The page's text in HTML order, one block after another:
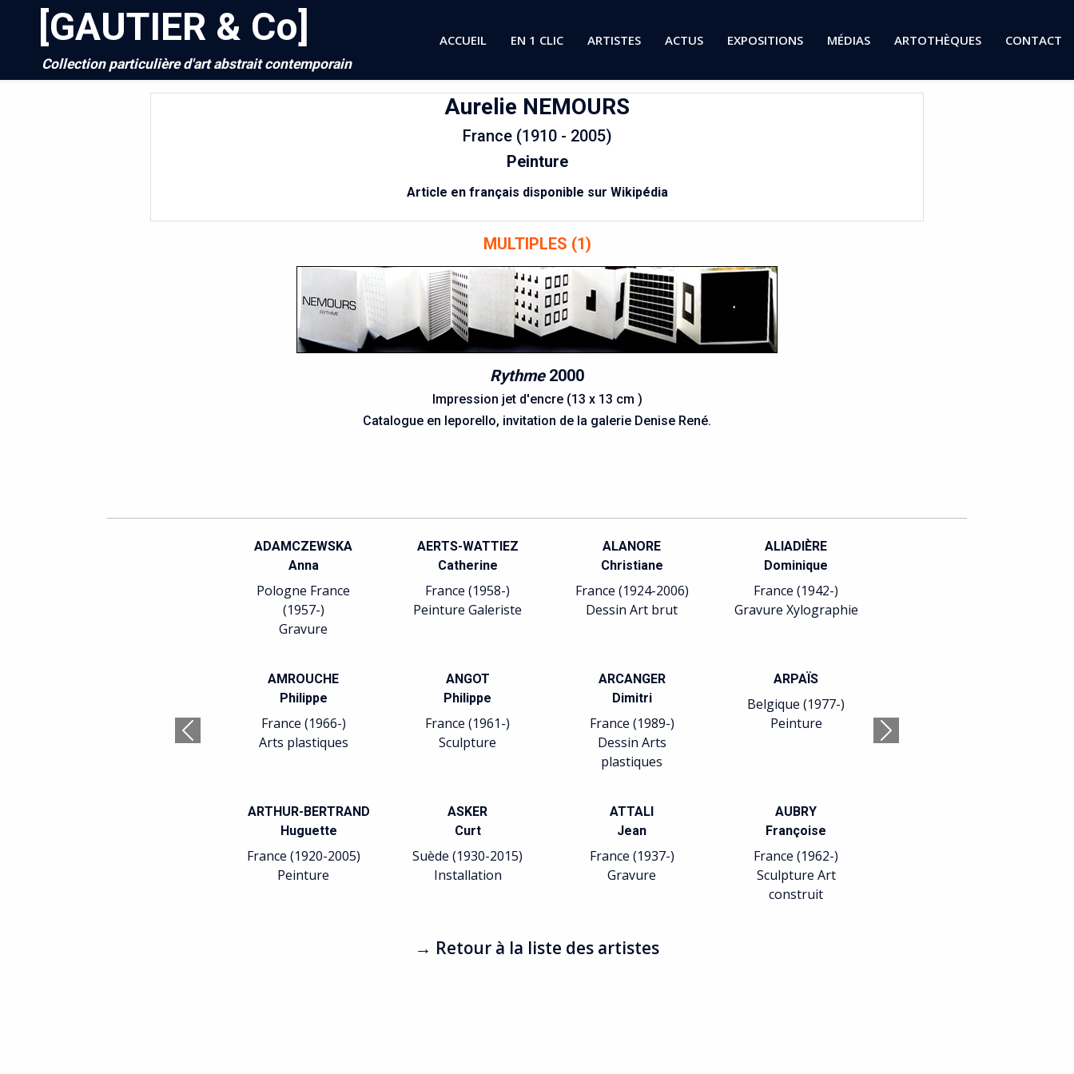
[GAUTIER & Co]
Collection particulière d'art abstrait contemporain
ACCUEIL EN 1 CLIC ARTISTES ACTUS EXPOSITIONS MÉDIAS ARTOTHÈQUES CONTACT
Aurelie NEMOURS
France (1910 - 2005)
Peinture
Article en français disponible sur Wikipédia
MULTIPLES (1)
Rythme2000
Impression jet d'encre (13 x 13 cm )
Catalogue en leporello, invitation de la galerie Denise René.
ADAMCZEWSKA
Anna
Pologne France
(1957-)
Gravure
AERTS-WATTIEZ
Catherine
France (1958-)
Peinture Galeriste
ALANORE
Christiane
France (1924-2006)
Dessin Art brut
ALIADIÈRE
Dominique
France (1942-)
Gravure Xylographie
AMROUCHE
Philippe
France (1966-)
Arts plastiques
ANGOT
Philippe
France (1961-)
Sculpture
ARCANGER
Dimitri
France (1989-)
Dessin Arts
plastiques
ARPAÏS
Belgique (1977-)
Peinture
ARTHUR-BERTRAND
Huguette
France (1920-2005)
Peinture
ASKER
Curt
Suède (1930-2015)
Installation
ATTALI
Jean
France (1937-)
Gravure
AUBRY
Françoise
France (1962-)
Sculpture Art
construit
Précédent Suivant
→ Retour à la liste des artistes